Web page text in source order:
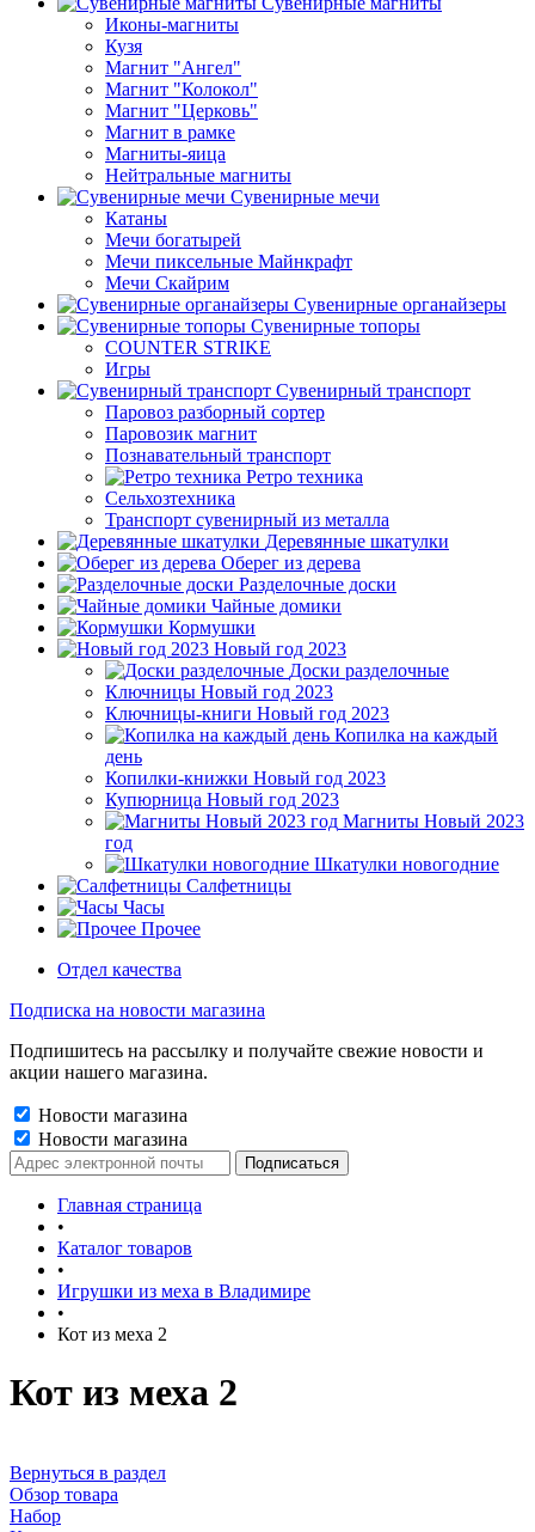
Иконы-магниты
Кузя
Магнит "Ангел"
Магнит "Колокол"
Магнит "Церковь"
Магнит в рамке
Магниты-яица
Нейтральные магниты
Сувенирные мечи
Катаны
Мечи богатырей
Мечи пиксельные Майнкрафт
Мечи Скайрим
Сувенирные органайзеры
Сувенирные топоры
COUNTER STRIKE
Игры
Сувенирный транспорт
Паровоз разборный сортер
Паровозик магнит
Познавательный транспорт
Ретро техника
Сельхозтехника
Транспорт сувенирный из металла
Деревянные шкатулки
Оберег из дерева
Разделочные доски
Чайные домики
Кормушки
Новый год 2023
Доски разделочные
Ключницы Новый год 2023
Ключницы-книги Новый год 2023
Копилка на каждый
день
Копилки-книжки Новый год 2023
Купюрница Новый год 2023
Магниты Новый 2023
год
Шкатулки новогодние
Салфетницы
Часы
Прочее
Отдел качества
Подписка на новости магазина
Подпишитесь на рассылку и получайте свежие новости и
акции нашего магазина.
Новости магазина
Новости магазина
Главная страница
•
Каталог товаров
•
Игрушки из меха в Владимире
•
Кот из меха 2
Кот из меха 2
Вернуться в раздел
Обзор товара
Набор